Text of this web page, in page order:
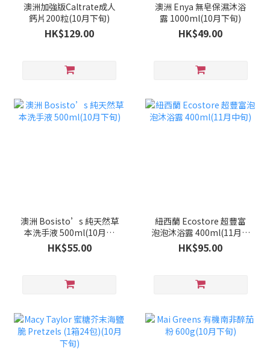
澳洲加強版Caltrate成人
鈣片200粒(10月下旬)
HK$129.00
澳洲 Enya 無皂保濕沐浴
露 1000ml(10月下旬)
HK$49.00
澳洲 Bosisto’s 純天然草
本洗手液 500ml(10月下
旬)
HK$55.00
紐西蘭 Ecostore 超豐富
泡泡沐浴露 400ml(11月中
旬)
HK$95.00